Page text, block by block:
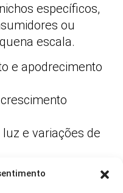
específicos,
ou
escala.
e apodrecimento
e variações de
rega